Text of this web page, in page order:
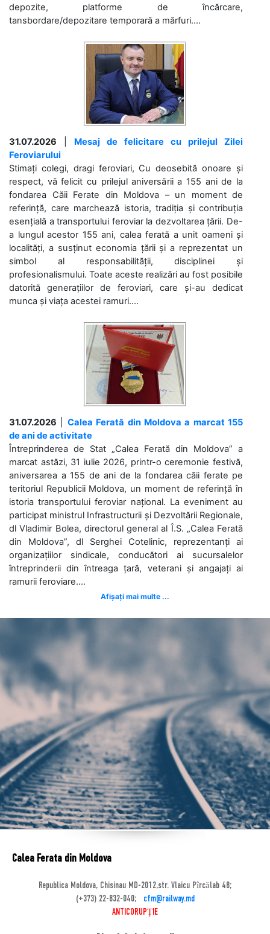
depozite, platforme de încărcare,
tansbordare/depozitare temporară a mărfuri....
31.07.2026
Mesaj de felicitare cu prilejul Zilei
Feroviarului
Stimați colegi, dragi feroviari, Cu deosebită onoare și
respect, vă felicit cu prilejul aniversării a 155 ani de la
fondarea Căii Ferate din Moldova – un moment de
referință, care marchează istoria, tradiția și contribuția
esențială a transportului feroviar la dezvoltarea țării. De-
a lungul acestor 155 ani, calea ferată a unit oameni și
localități, a susținut economia țării și a reprezentat un
simbol al responsabilității, disciplinei și
profesionalismului. Toate aceste realizări au fost posibile
datorită generațiilor de feroviari, care și-au dedicat
munca și viața acestei ramuri....
31.07.2026
Calea Ferată din Moldova a marcat 155
de ani de activitate
Întreprinderea de Stat „Calea Ferată din Moldova” a
marcat astăzi, 31 iulie 2026, printr-o ceremonie festivă,
aniversarea a 155 de ani de la fondarea căii ferate pe
teritoriul Republicii Moldova, un moment de referință în
istoria transportului feroviar național. La eveniment au
participat ministrul Infrastructurii și Dezvoltării Regionale,
dl Vladimir Bolea, directorul general al Î.S. „Calea Ferată
din Moldova”, dl Serghei Cotelinic, reprezentanți ai
organizațiilor sindicale, conducători ai sucursalelor
întreprinderii din întreaga țară, veterani și angajați ai
ramurii feroviare....
Afișați mai multe ...
Calea Ferata din Moldova
Republica Moldova, Chisinau MD-2012,str. Vlaicu Pîrcălab 48;
(+373) 22-832-040;
cfm@railway.md
ANTICORUPȚIE